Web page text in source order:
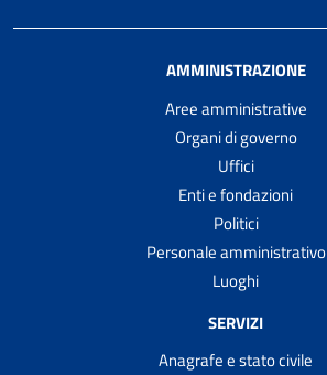
AMMINISTRAZIONE
Aree amministrative
Organi di governo
Uffici
Enti e fondazioni
Politici
Personale amministrativo
Luoghi
SERVIZI
Anagrafe e stato civile